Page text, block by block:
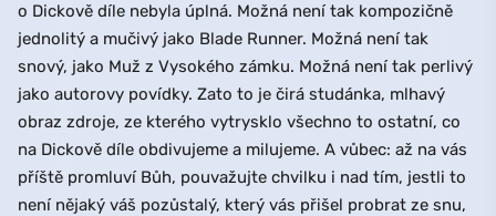
o Dickově díle nebyla úplná. Možná není tak kompozičně
jednolitý a mučivý jako Blade Runner. Možná není tak
snový, jako Muž z Vysokého zámku. Možná není tak perlivý
jako autorovy povídky. Zato to je čirá studánka, mlhavý
obraz zdroje, ze kterého vytrysklo všechno to ostatní, co
na Dickově díle obdivujeme a milujeme. A vůbec: až na vás
příště promluví Bůh, pouvažujte chvilku i nad tím, jestli to
není nějaký váš pozůstalý, který vás přišel probrat ze snu,